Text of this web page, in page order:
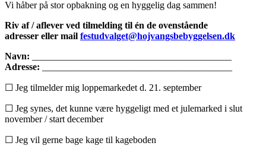
Vi håber på stor opbakning og en hyggelig dag sammen!
Riv af / aflever ved tilmelding til én de ovenstående
adresser eller mail festudvalget@hojvangsbebyggelsen.dk
Navn:
Adresse:
☐ Jeg tilmelder mig loppemarkedet d. 21. september
☐ Jeg synes, det kunne være hyggeligt med et julemarked i slut
november / start december
☐ Jeg vil gerne bage kage til kageboden